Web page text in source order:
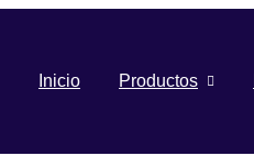
Inicio Productos